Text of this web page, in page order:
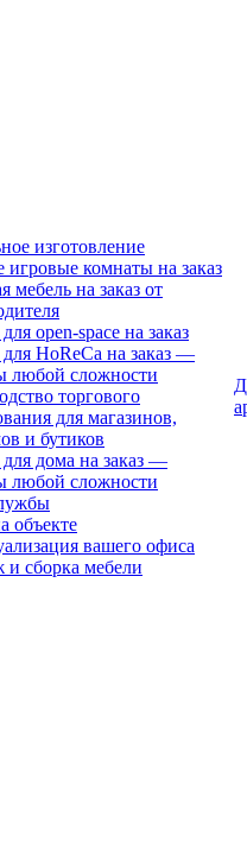
изготовление
игровые комнаты на заказ
мебель на заказ от
open-space на заказ
HoReCa на заказ —
любой сложности
торгового
для магазинов,
и бутиков
дома на заказ —
любой сложности
объекте
вашего офиса
сборка мебели